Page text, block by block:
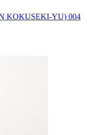
KOKUSEKI-YU) 004